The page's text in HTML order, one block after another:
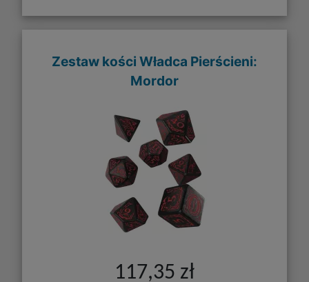
Zestaw kości Władca Pierścieni:
Mordor
117,35 zł